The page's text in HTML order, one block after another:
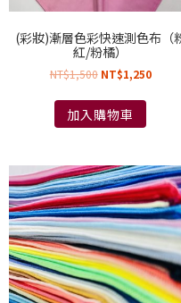
(彩妝)漸層色彩快速測色布（
紅/粉橘）
NT$1,500 NT$1,250
加入購物車